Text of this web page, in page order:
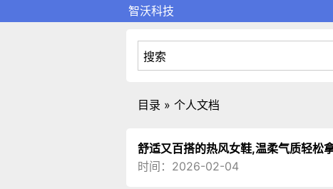
智沃科技
目录 » 个人文档
舒适又百搭的热风女鞋,温柔气质轻松
时间：2026-02-04